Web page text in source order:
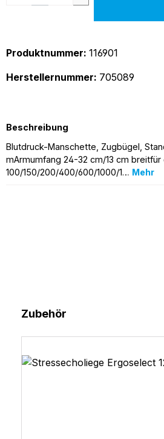
Produktnummer: 116901
Herstellernummer: 705089
Beschreibung
Blutdruck-Manschette, Zugbügel,
mArmumfang 24-32 cm/13 cm
100/150/200/400/600/1000/1… Mehr
Produktgalerie überspringen
Zubehör